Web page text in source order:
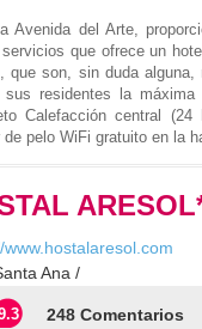
Avenida del Arte,
que ofrece un
son, sin duda
residentes la
Calefacción central
pelo WiFi gratuito en la
www.hostalaresol.com
Ana /
248 Comentarios